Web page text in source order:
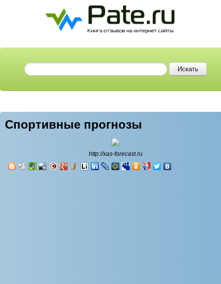
Спортивные прогнозы
http://xas-forecast.ru